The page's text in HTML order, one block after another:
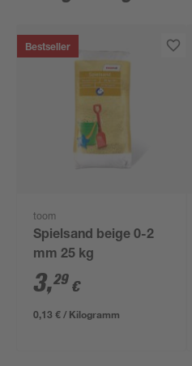
Bestseller
toom
Spielsand beige 0-2
mm 25 kg
3,29 €
0,13 € / Kilogramm